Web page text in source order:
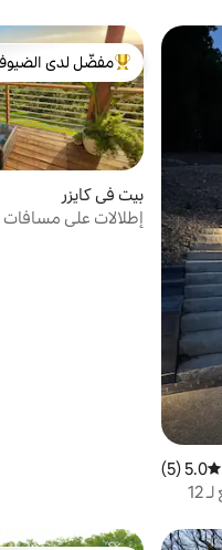
متوسط التقييم 5.0 من 5، 5 مراجعات
5.0 (5)
فيلا على ضفاف البحيرة مع رصيف، تتسع لـ 12
من أبرز البيوت
مفضّل لدى
بيت في كايزر
إطلالات على مسافات